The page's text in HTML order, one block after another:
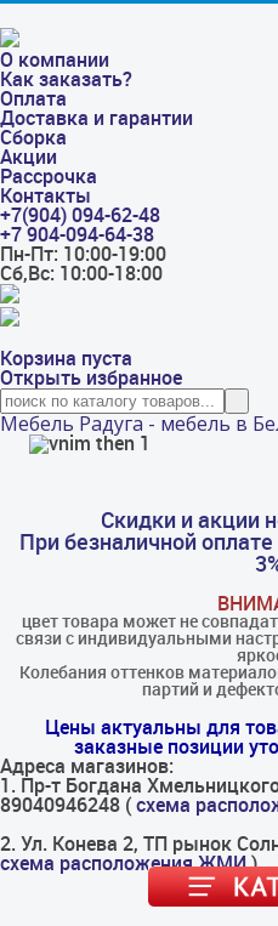
О компании
Как заказать?
Оплата
Доставка и гарантии
Сборка
Акции
Рассрочка
Контакты
+7(904) 094-62-48
+7 904-094-64-38
Пн-Пт: 10:00-19:00
Сб,Вс: 10:00-18:00
Корзина пуста
Открыть избранное
Мебель Радуга - мебель в
Скидки и акции
При безналичной
цвет товара может не
связи с индивидуальными
Колебания оттенков
партий и
Цены актуальны для
заказные позиции
Адреса магазинов:
1. Пр-т Богдана
89040946248 ( схема
2. Ул. Конева 2, ТП рынок
схема расположения ЖМИ)